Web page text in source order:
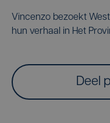
Vincenzo bezoekt
hun verhaal in Het
Deel